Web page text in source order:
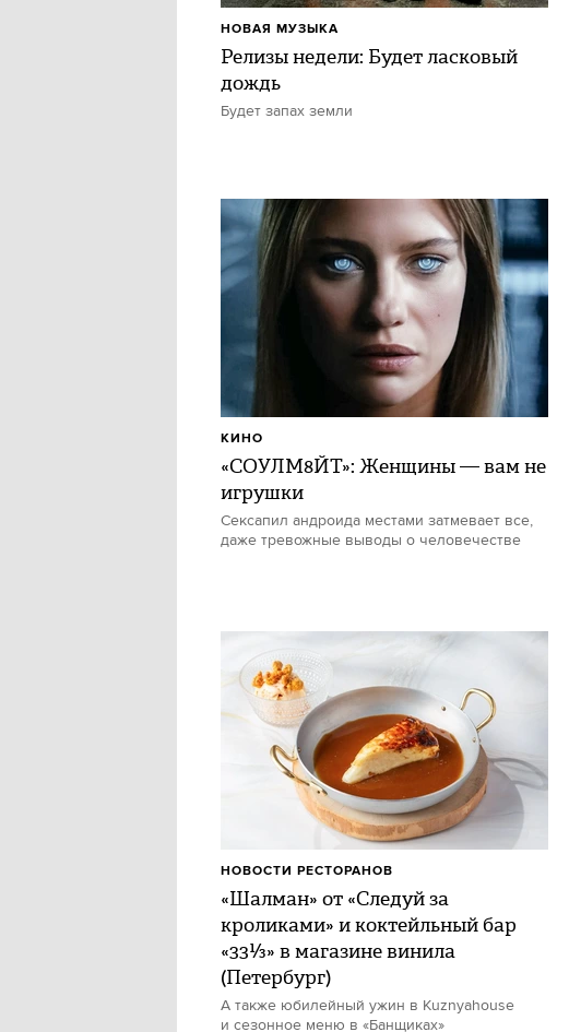
Релизы недели: Будет ласковый
дождь
Будет запах земли
НОВАЯ МУЗЫКА
«СОУЛМ8ЙТ»: Женщины — вам не
игрушки
Сексапил андроида местами затмевает все,
даже тревожные выводы о человечестве
КИНО
«Шалман» от «Следуй за
кроликами» и коктейльный бар
«33⅓» в магазине винила
(Петербург)
А также юбилейный ужин в Kuznyahouse
и сезонное меню в «Банщиках»
НОВОСТИ РЕСТОРАНОВ